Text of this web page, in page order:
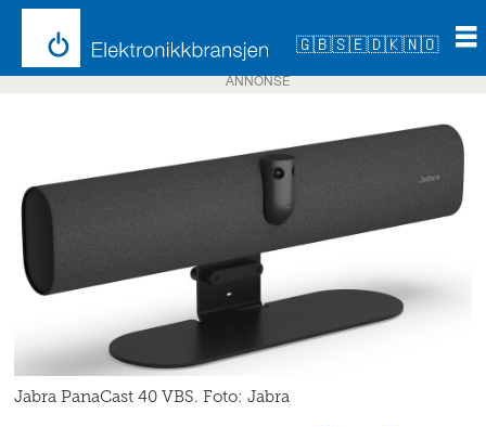
🇬🇧🇸🇪🇩🇰🇳🇴
ANNONSE
Jabra PanaCast 40 VBS. Foto: Jabra